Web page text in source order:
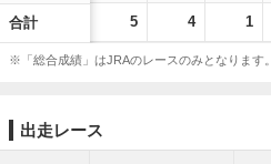
合計 5 4 1
※「総合成績」はJRAのレースのみとなります。
出走レース